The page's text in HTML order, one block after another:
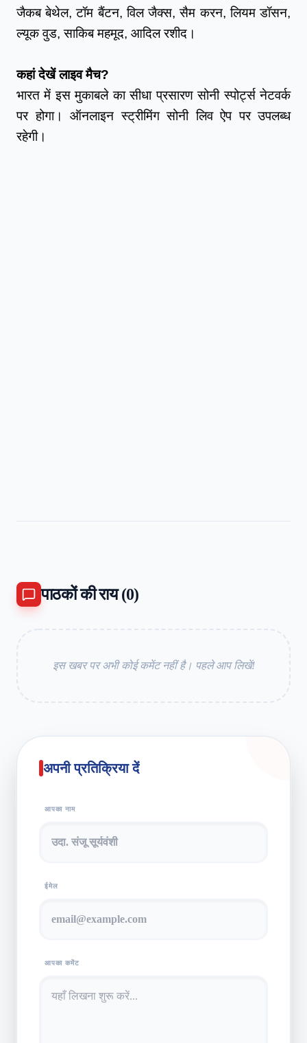
जैकब बेथेल, टॉम बैंटन, विल जैक्स, सैम करन, लियम डॉसन,
ल्यूक वुड, साकिब महमूद, आदिल रशीद।
कहां देखें लाइव मैच?
भारत में इस मुकाबले का सीधा प्रसारण सोनी स्पोर्ट्स नेटवर्क
पर होगा। ऑनलाइन स्ट्रीमिंग सोनी लिव ऐप पर उपलब्ध
रहेगी।
पाठकों की राय (0)
इस खबर पर अभी कोई कमेंट नहीं है। पहले आप लिखें!
अपनी प्रतिक्रिया दें
आपका नाम
ईमेल
आपका कमेंट